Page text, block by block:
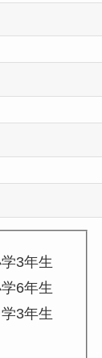
3年生
6年生
3年生